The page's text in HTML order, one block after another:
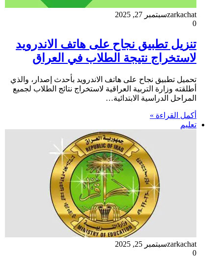
zarkachatسبتمبر 27, 2025
0
تنزيل تطبيق نجاح على هاتف الاندرويد
لاستخراج نتيجة الطلاب في العراق
تحميل تطبيق نجاح على هاتف الاندرويد بأحدث إصدار، والذي
أطلقته وزارة التربية العراقية لاستخراج نتائج الطلاب لجميع
المراحل الدراسية الابتدائية…
أكمل القراءة »
تعليم
zarkachatسبتمبر 25, 2025
0